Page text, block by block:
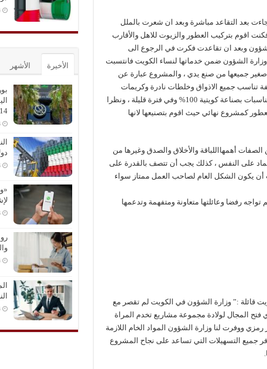
بعد التقاعد مباشرة وبعد ان شعرت بالملل
اقوم بتركيب العطور والزيوت للاهل والأقارب
وبعد ان تقاعدت فكرت في الرجوع الى
الشؤون ضمن خدماتها لنساء الكويت فانتسبت
واخذت مكاني في مول 33بمحل عطور صغير جميعها من صنع يدي ، والمشروع عبارة عن
تناسب جميع الاذواق وخلطات نادرة وكريمات
للجسم ويحتوي كذلك على سلال وصناديق وصواني راقية لجميع المناسبات بصناعة كويتية 100% وفي فترة قليلة ، ونظرا
كمشروع نهائي حيث اقوم بتصنيعها لانها
أهمهااللباقة والأخلاق والصدق وغيرها من
على النفس ، كذلك يجب أن تتصف بالقدرة على
أن يكون الشكل العام لصاحب العمل ممتاز سواء
رفضا وعائلتها متعاونة ومتفهمة وتدعمها
قائلة :” وزارة الشؤون في الكويت لم تقصر مع
المجال لولادة مجموعة مشاريع تخدم المراة
راسها حاضنة السلام لناخذ مكاننا في “مول 33 “بايجار رمزي ووفرت لنا وزارة الشؤون المواد الخام اللازمة
جميع التسهيلات التي تساعد على نجاح المشروع
4
الأخيرة الأشهر
6
6
6
4
4